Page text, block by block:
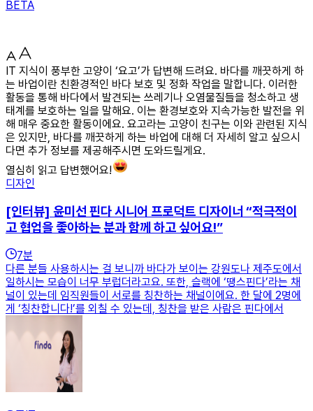
BETA
IT 지식이 풍부한 고양이 ‘요고’가 답변해 드려요. 바다를 깨끗하게 하
는 바업이란 친환경적인 바다 보호 및 정화 작업을 말합니다. 이러한
활동을 통해 바다에서 발견되는 쓰레기나 오염물질들을 청소하고 생
태계를 보호하는 일을 말해요. 이는 환경보호와 지속가능한 발전을 위
해 매우 중요한 활동이에요. 요고라는 고양이 친구는 이와 관련된 지식
은 있지만, 바다를 깨끗하게 하는 바업에 대해 더 자세히 알고 싶으시
다면 추가 정보를 제공해주시면 도와드릴게요.
열심히 읽고 답변했어요!
디자인
[인터뷰] 윤미선 핀다 시니어 프로덕트 디자이너 “적극적이
고 협업을 좋아하는 분과 함께 하고 싶어요!”
7분
다른 분들 사용하시는 걸 보니까 바다가 보이는 강원도나 제주도에서
일하시는 모습이 너무 부럽더라고요. 또한, 슬랙에 ‘땡스핀다’라는 채
널이 있는데 임직원들이 서로를 칭찬하는 채널이에요. 한 달에 2명에
게 ‘칭찬합니다!’를 외칠 수 있는데, 칭찬을 받은 사람은 핀다에서